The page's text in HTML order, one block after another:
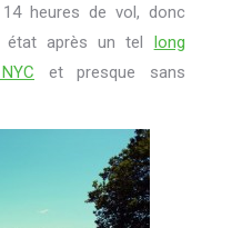
heures de vol, donc
état après un tel long
et presque sans